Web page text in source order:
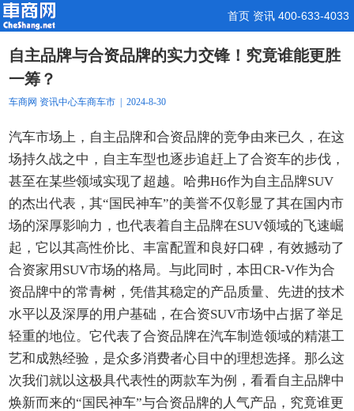
首页 资讯 400-633-4033
自主品牌与合资品牌的实力交锋！究竟谁能更胜
一筹？
车商网 资讯中心车商车市 | 2024-8-30
汽车市场上，自主品牌和合资品牌的竞争由来已久，在这
场持久战之中，自主车型也逐步追赶上了合资车的步伐，
甚至在某些领域实现了超越。哈弗H6作为自主品牌SUV
的杰出代表，其“国民神车”的美誉不仅彰显了其在国内市
场的深厚影响力，也代表着自主品牌在SUV领域的飞速崛
起，它以其高性价比、丰富配置和良好口碑，有效撼动了
合资家用SUV市场的格局。与此同时，本田CR-V作为合
资品牌中的常青树，凭借其稳定的产品质量、先进的技术
水平以及深厚的用户基础，在合资SUV市场中占据了举足
轻重的地位。它代表了合资品牌在汽车制造领域的精湛工
艺和成熟经验，是众多消费者心目中的理想选择。那么这
次我们就以这极具代表性的两款车为例，看看自主品牌中
焕新而来的“国民神车”与合资品牌的人气产品，究竟谁更